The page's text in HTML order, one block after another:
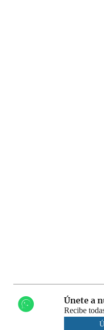
Únete a
Recibe